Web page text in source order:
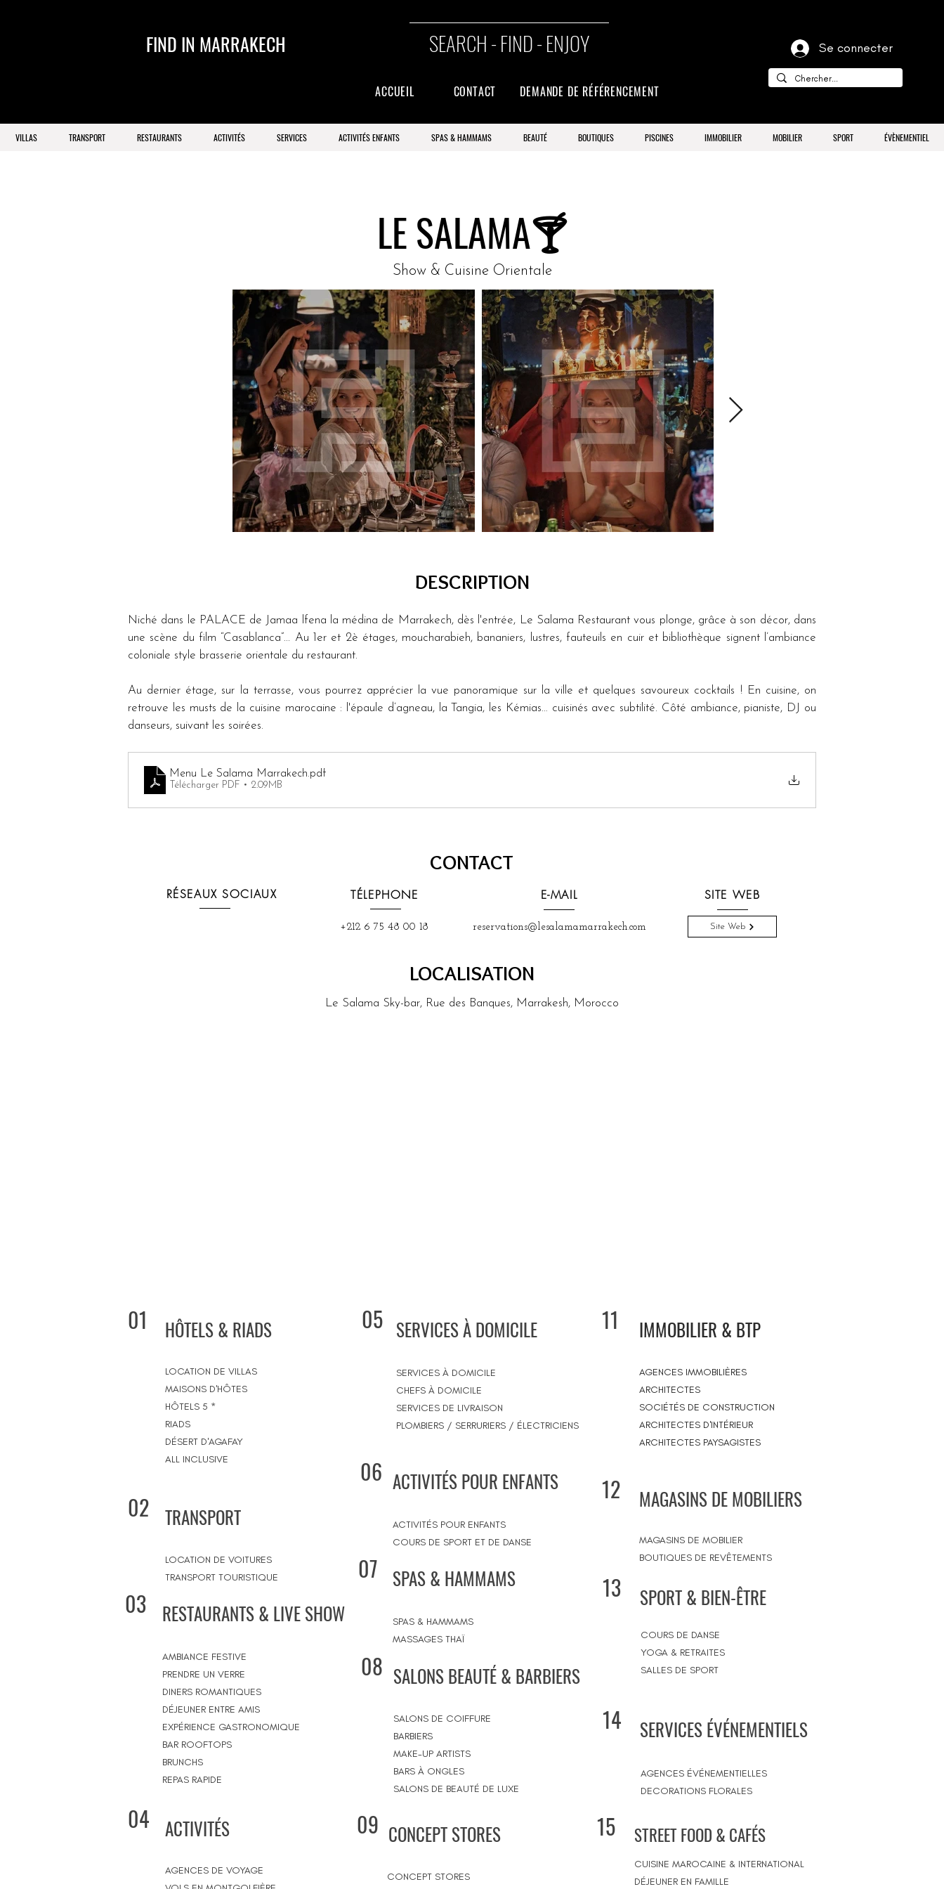
FIND IN MARRAKECH SEARCH - FIND - ENJOY
ACCUEIL CONTACT DEMANDE DE RÉFÉRENCEMENT
Se connecter
VILLAS TRANSPORT RESTAURANTS ACTIVITÉS SERVICES ACTIVITÉS ENFANTS SPAS & HAMMAMS BEAUTÉ BOUTIQUES PISCINES IMMOBILIER MOBILIER SPORT ÉVÈNEMENTIEL
LE SALAMA🍸
Show & Cuisine Orientale
DESCRIPTION
Niché dans le PALACE de Jamaa lfena la médina de Marrakech, dès l'entrée, Le Salama Restaurant vous plonge, grâce à son décor, dans
une scène du film “Casablanca”... Au 1er et 2è étages, moucharabieh, bananiers, lustres, fauteuils en cuir et bibliothèque signent l’ambiance
coloniale style brasserie orientale du restaurant.
Au dernier étage, sur la terrasse, vous pourrez apprécier la vue panoramique sur la ville et quelques savoureux cocktails ! En cuisine, on
retrouve les musts de la cuisine marocaine : l'épaule d’agneau, la Tangia, les Kémias… cuisinés avec subtilité. Côté ambiance, pianiste, DJ ou
danseurs, suivant les soirées.
Menu Le Salama Marrakech.pdf
Télécharger PDF • 2.09MB
CONTACT
RÉSEAUX SOCIAUX TÉLEPHONE E-MAIL SITE WEB
+212 6 75 48 00 18 reservations@lesalamamarrakech.com Site Web
LOCALISATION
Le Salama Sky-bar, Rue des Banques, Marrakesh, Morocco
01 HÔTELS & RIADS
LOCATION DE VILLAS
MAISONS D'HÔTES
HÔTELS 5 *
RIADS
DÉSERT D'AGAFAY
ALL INCLUSIVE
02 TRANSPORT
LOCATION DE VOITURES
TRANSPORT TOURISTIQUE
03 RESTAURANTS & LIVE SHOW
AMBIANCE FESTIVE
PRENDRE UN VERRE
DINERS ROMANTIQUES
DÉJEUNER ENTRE AMIS
EXPÉRIENCE GASTRONOMIQUE
BAR ROOFTOPS
BRUNCHS
REPAS RAPIDE
04 ACTIVITÉS
AGENCES DE VOYAGE
05 SERVICES À DOMICILE
SERVICES À DOMICILE
CHEFS À DOMICILE
SERVICES DE LIVRAISON
PLOMBIERS / SERRURIERS / ÉLECTRICIENS
11 IMMOBILIER & BTP
AGENCES IMMOBILIÈRES
ARCHITECTES
SOCIÉTÉS DE CONSTRUCTION
ARCHITECTES D'INTÉRIEUR
ARCHITECTES PAYSAGISTES
06 ACTIVITÉS POUR ENFANTS
ACTIVITÉS POUR ENFANTS
COURS DE SPORT ET DE DANSE
12 MAGASINS DE MOBILIERS
MAGASINS DE MOBILIER
BOUTIQUES DE REVÊTEMENTS
07 SPAS & HAMMAMS
SPAS & HAMMAMS
MASSAGES THAÏ
08 SALONS BEAUTÉ & BARBIERS
SALONS DE COIFFURE
BARBIERS
MAKE-UP ARTISTS
BARS À ONGLES
SALONS DE BEAUTÉ DE LUXE
13 SPORT & BIEN-ÊTRE
COURS DE DANSE
YOGA & RETRAITES
SALLES DE SPORT
14 SERVICES ÉVÉNEMENTIELS
AGENCES ÉVÉNEMENTIELLES
DECORATIONS FLORALES
09 CONCEPT STORES
CONCEPT STORES
15 STREET FOOD & CAFÉS
CUISINE MAROCAINE & INTERNATIONAL
DÉJEUNER EN FAMILLE